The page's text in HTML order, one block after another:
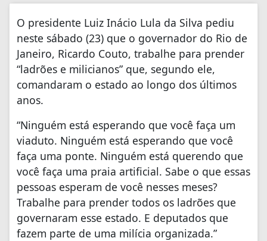
O presidente Luiz Inácio Lula da Silva pediu
neste sábado (23) que o governador do Rio de
Janeiro, Ricardo Couto, trabalhe para prender
“ladrões e milicianos” que, segundo ele,
comandaram o estado ao longo dos últimos
anos.
“Ninguém está esperando que você faça um
viaduto. Ninguém está esperando que você
faça uma ponte. Ninguém está querendo que
você faça uma praia artificial. Sabe o que essas
pessoas esperam de você nesses meses?
Trabalhe para prender todos os ladrões que
governaram esse estado. E deputados que
fazem parte de uma milícia organizada.”